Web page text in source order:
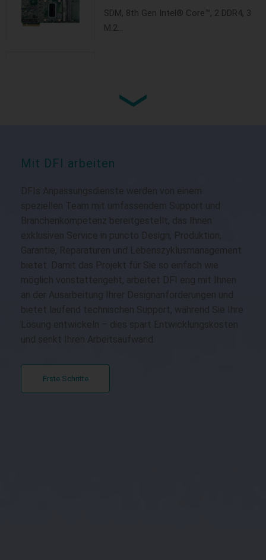
SDM, 8th Gen Intel® Core™, 2 DDR4, 3
M.2...
Quiet and Compact System, 2 HDMI 2.0
Gen...
Mit DFI arbeiten
DFIs Anpassungsdienste werden von einem
speziellen Team mit umfassendem Support und
Branchenkompetenz bereitgestellt, das Ihnen
exklusiven Service in puncto Design, Produktion,
Garantie, Reparaturen und Lebenszyklusmanagement
bietet. Damit das Projekt für Sie so einfach wie
möglich vonstattengeht, arbeitet DFI eng mit Ihnen
an der Ausarbeitung Ihrer Designanforderungen und
bietet laufend technischen Support, während Sie Ihre
Lösung entwickeln – dies spart Entwicklungskosten
und senkt Ihren Arbeitsaufwand.
Erste Schritte